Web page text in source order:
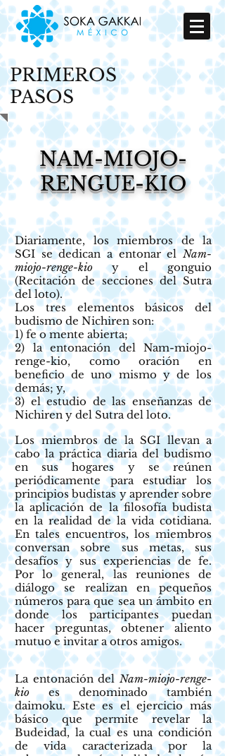
PRIMEROS
PASOS
NAM-MIOJO-
RENGUE-KIO
Diariamente, los miembros de la
SGI se dedican a entonar elNam-
miojo-renge-kio y el gonguio
(Recitación de secciones del Sutra
del loto).
Los tres elementos básicos del
budismo de Nichiren son:
1) fe o mente abierta;
2) la entonación del Nam-miojo-
renge-kio, como oración en
beneficio de uno mismo y de los
demás; y,
3) el estudio de las enseñanzas de
Nichiren y del Sutra del loto.
Los miembros de la SGI llevan a
cabo la práctica diaria del budismo
en sus hogares y se reúnen
periódicamente para estudiar los
principios budistas y aprender sobre
la aplicación de la filosofía budista
en la realidad de la vida cotidiana.
En tales encuentros, los miembros
conversan sobre sus metas, sus
desafíos y sus experiencias de fe.
Por lo general, las reuniones de
diálogo se realizan en pequeños
números para que sea un ámbito en
donde los participantes puedan
hacer preguntas, obtener aliento
mutuo e invitar a otros amigos.
La entonación delNam-miojo-renge-
kio es denominado también
daimoku. Este es el ejercicio más
básico que permite revelar la
Budeidad, la cual es una condición
de vida caracterizada por la